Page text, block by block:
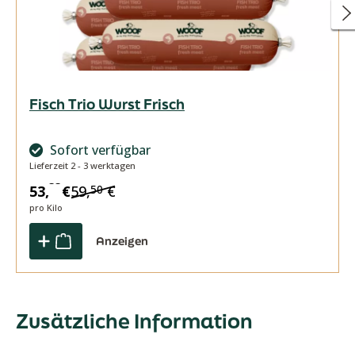
Fisch Trio Wurst Frisch
Sofort verfügbar
Lieferzeit 2 - 3 werktagen
53,
55
€59,50€
pro Kilo
Anzeigen
Zusätzliche Information